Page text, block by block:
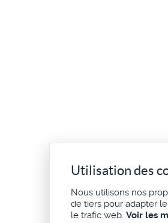
Utilisation des
Nous utilisons nos
de tiers pour adapter
le trafic web. Voir les